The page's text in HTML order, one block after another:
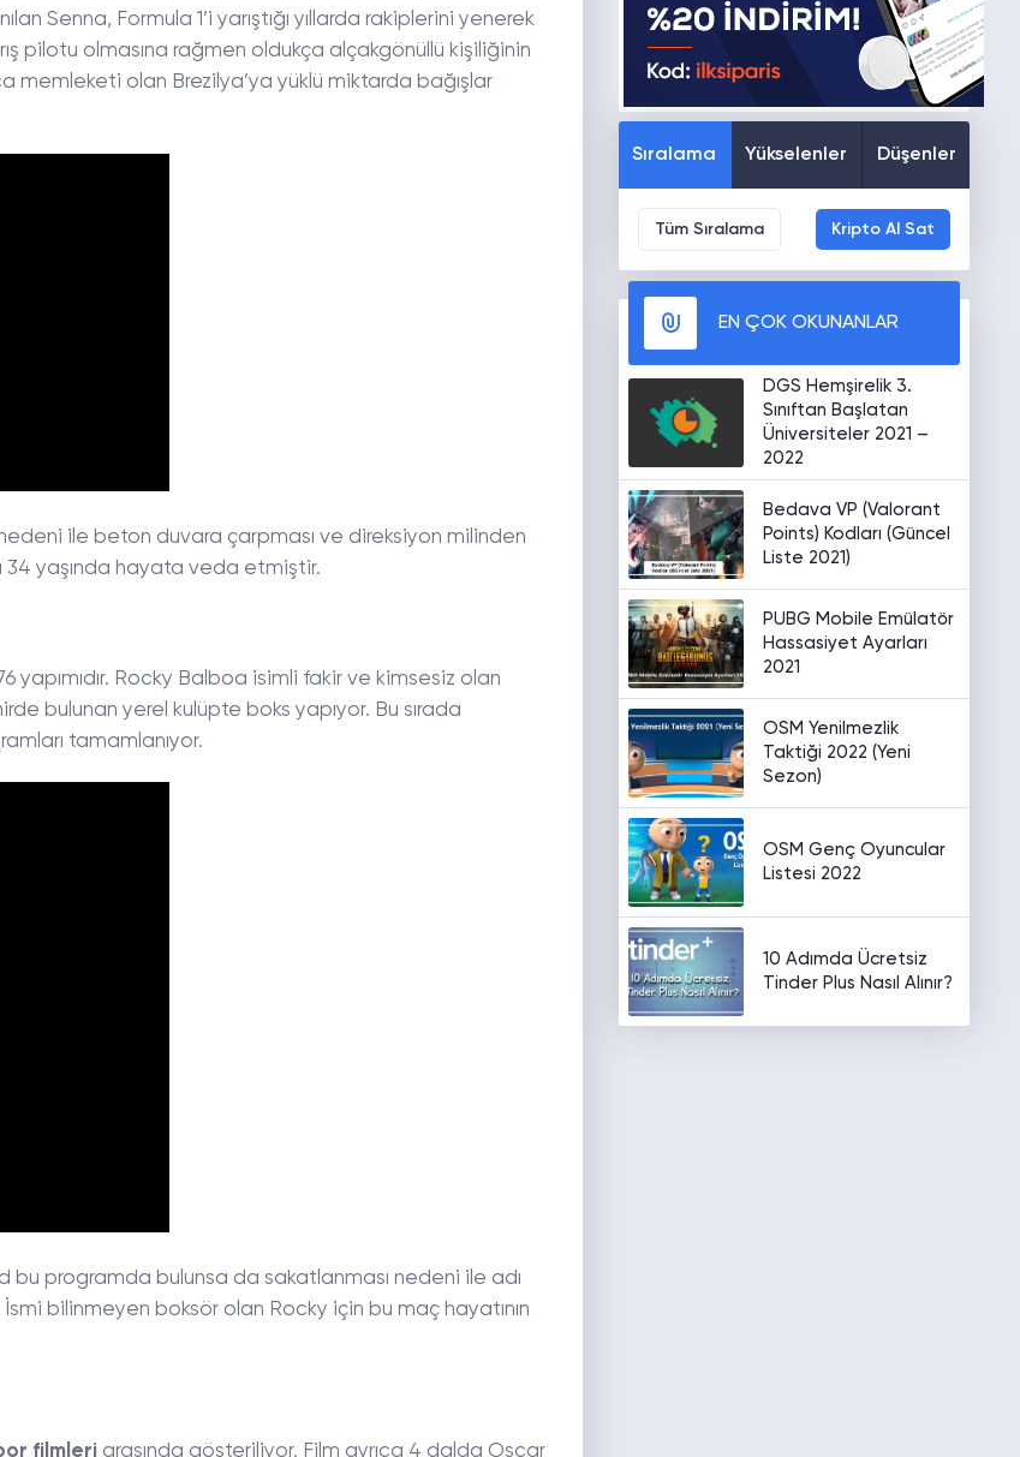
Senna, Formula 1’i yarıştığı yıllarda rakiplerini yenerek
pilotu olmasına rağmen oldukça alçakgönüllü kişiliğinin
memleketi olan Brezilya’ya yüklü miktarda bağışlar
nedeni ile beton duvara çarpması ve direksiyon milinden
34 yaşında hayata veda etmiştir.
yapımıdır. Rocky Balboa isimli fakir ve kimsesiz olan
bulunan yerel kulüpte boks yapıyor. Bu sırada
tamamlanıyor.
bu programda bulunsa da sakatlanması nedeni ile adı
bilinmeyen boksör olan Rocky için bu maç hayatının
filmleriarasında gösteriliyor. Film ayrıca 4 dalda Oscar
Sıralama Yükselenler Düşenler
Tüm Sıralama Kripto Al Sat
EN ÇOK OKUNANLAR
DGS Hemşirelik 3.
Sınıftan Başlatan
Üniversiteler 2021 –
2022
Bedava VP (Valorant
Points) Kodları (Güncel
Liste 2021)
PUBG Mobile Emülatör
Hassasiyet Ayarları
2021
OSM Yenilmezlik
Taktiği 2022 (Yeni
Sezon)
OSM Genç Oyuncular
Listesi 2022
10 Adımda Ücretsiz
Tinder Plus Nasıl Alınır?